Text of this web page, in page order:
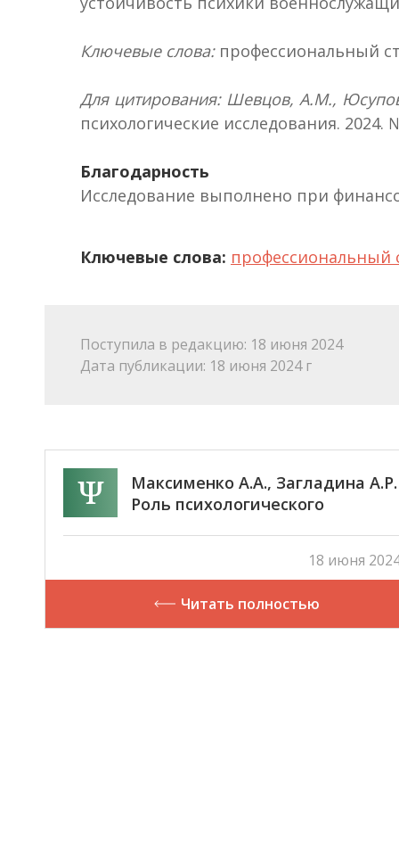
Ключевые слова:профессиональный
Для цитирования: Шевцов, А.М.,
психологические исследования. 2024.
Благодарность
Исследование выполнено при
Ключевые слова: профессиональный
Поступила в редакцию: 18 июня 2024
Дата публикации: 18 июня 2024 г
Максименко А.А., Загладина А.Р.
Роль психологического
18 июня
Читать полностью